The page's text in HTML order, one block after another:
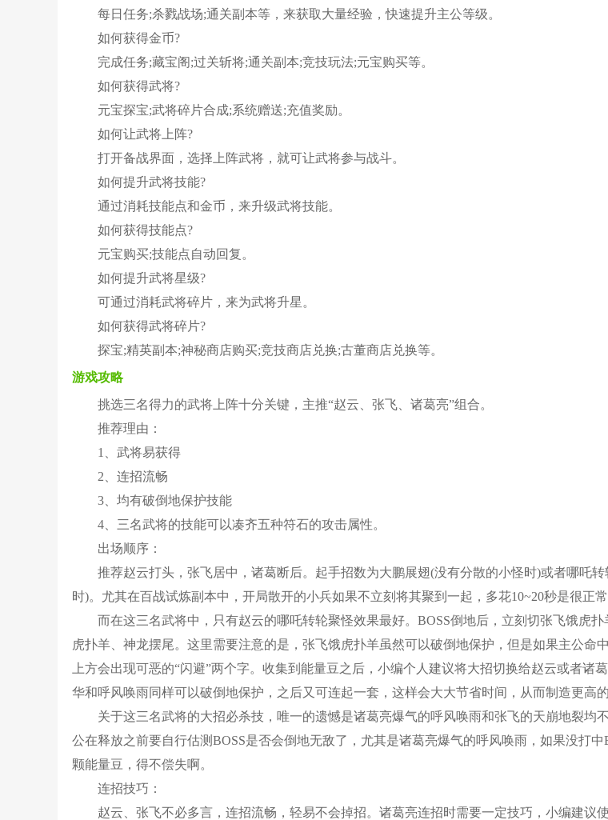
每日任务;杀戮战场;通关副本等，来获取大量经验，快速提升主公等级。
如何获得金币?
完成任务;藏宝阁;过关斩将;通关副本;竞技玩法;元宝购买等。
如何获得武将?
元宝探宝;武将碎片合成;系统赠送;充值奖励。
如何让武将上阵?
打开备战界面，选择上阵武将，就可让武将参与战斗。
如何提升武将技能?
通过消耗技能点和金币，来升级武将技能。
如何获得技能点?
元宝购买;技能点自动回复。
如何提升武将星级?
可通过消耗武将碎片，来为武将升星。
如何获得武将碎片?
探宝;精英副本;神秘商店购买;竞技商店兑换;古董商店兑换等。
游戏攻略
挑选三名得力的武将上阵十分关键，主推“赵云、张飞、诸葛亮”组合。
推荐理由：
1、武将易获得
2、连招流畅
3、均有破倒地保护技能
4、三名武将的技能可以凑齐五种符石的攻击属性。
出场顺序：
推荐赵云打头，张飞居中，诸葛断后。起手招数为大鹏展翅(没有分散的小怪时)或者哪吒
时)。尤其在百战试炼副本中，开局散开的小兵如果不立刻将其聚到一起，多花10~20秒是很正常
而在这三名武将中，只有赵云的哪吒转轮聚怪效果最好。BOSS倒地后，立刻切张飞饿虎
虎扑羊、神龙摆尾。这里需要注意的是，张飞饿虎扑羊虽然可以破倒地保护，但是如果主公命
上方会出现可恶的“闪避”两个字。收集到能量豆之后，小编个人建议将大招切换给赵云或者诸
华和呼风唤雨同样可以破倒地保护，之后又可连起一套，这样会大大节省时间，从而制造更高的
关于这三名武将的大招必杀技，唯一的遗憾是诸葛亮爆气的呼风唤雨和张飞的天崩地裂均
公在释放之前要自行估测BOSS是否会倒地无敌了，尤其是诸葛亮爆气的呼风唤雨，如果没打中
颗能量豆，得不偿失啊。
连招技巧：
赵云、张飞不必多言，连招流畅，轻易不会掉招。诸葛亮连招时需要一定技巧，小编建议